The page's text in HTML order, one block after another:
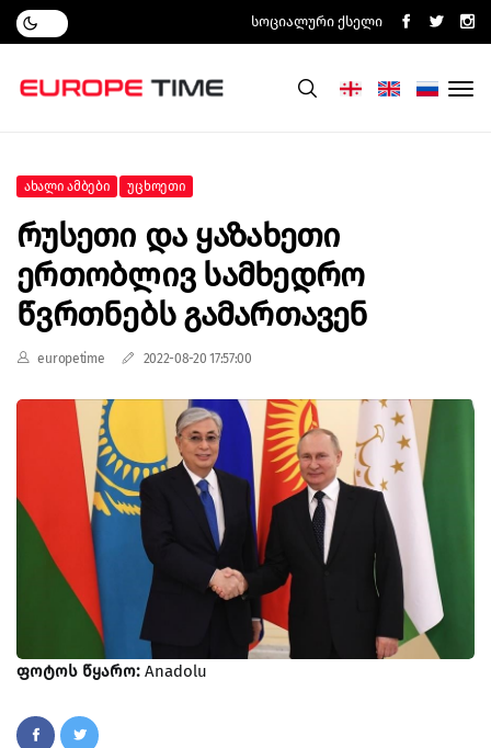
Სოციალური Ქსელი
Ახალი Ამბები Უცხოეთი
Რუსეთი Და Ყაზახეთი
Ერთობლივ Სამხედრო
Წვრთნებს Გამართავენ
europetime 2022-08-20 17:57:00
ფოტოს წყარო: Anadolu